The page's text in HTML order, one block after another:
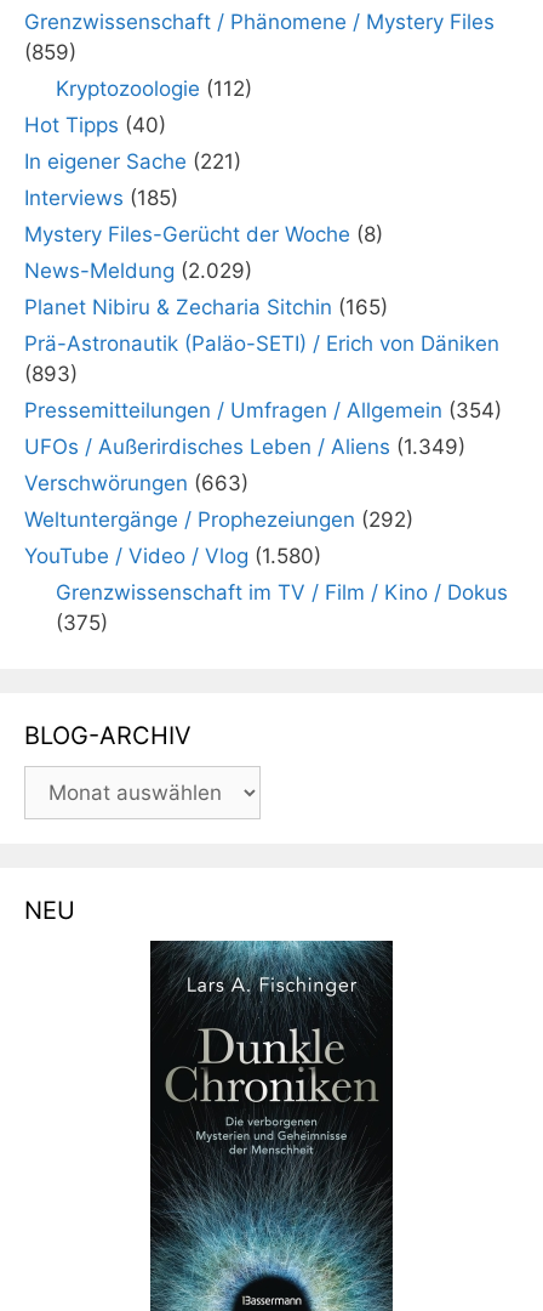
Grenzwissenschaft / Phänomene / Mystery Files
(859)
Kryptozoologie (112)
Hot Tipps (40)
In eigener Sache (221)
Interviews (185)
Mystery Files-Gerücht der Woche (8)
News-Meldung (2.029)
Planet Nibiru & Zecharia Sitchin (165)
Prä-Astronautik (Paläo-SETI) / Erich von Däniken
(893)
Pressemitteilungen / Umfragen / Allgemein (354)
UFOs / Außerirdisches Leben / Aliens (1.349)
Verschwörungen (663)
Weltuntergänge / Prophezeiungen (292)
YouTube / Video / Vlog (1.580)
Grenzwissenschaft im TV / Film / Kino / Dokus
(375)
BLOG-ARCHIV
BLOG-
NEU